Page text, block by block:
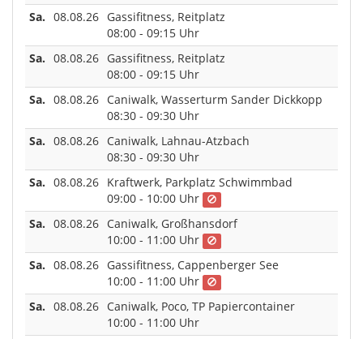
Sa. 08.08.26 Gassifitness, Reitplatz
08:00 - 09:15 Uhr
Sa. 08.08.26 Gassifitness, Reitplatz
08:00 - 09:15 Uhr
Sa. 08.08.26 Caniwalk, Wasserturm Sander Dickkopp
08:30 - 09:30 Uhr
Sa. 08.08.26 Caniwalk, Lahnau-Atzbach
08:30 - 09:30 Uhr
Sa. 08.08.26 Kraftwerk, Parkplatz Schwimmbad
09:00 - 10:00 Uhr
Sa. 08.08.26 Caniwalk, Großhansdorf
10:00 - 11:00 Uhr
Sa. 08.08.26 Gassifitness, Cappenberger See
10:00 - 11:00 Uhr
Sa. 08.08.26 Caniwalk, Poco, TP Papiercontainer
10:00 - 11:00 Uhr